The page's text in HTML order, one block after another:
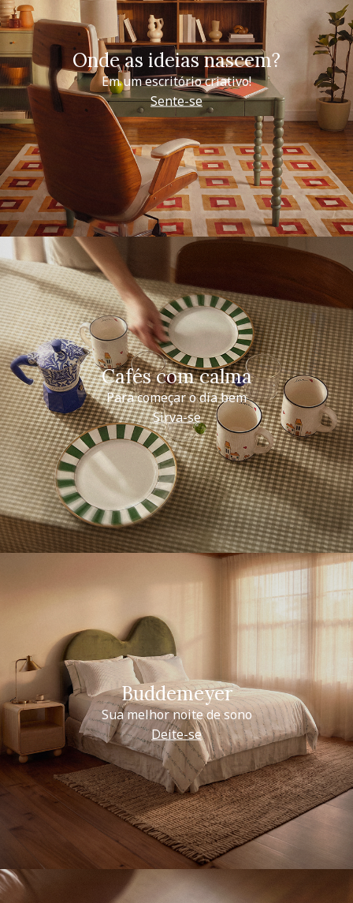
Onde as ideias nascem?
Em um escritório criativo!
Sente-se
Cafés com calma
Para começar o dia bem
Sirva-se
Buddemeyer
Sua melhor noite de sono
Deite-se